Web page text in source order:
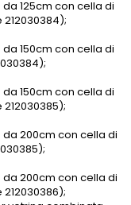
125cm con cella di
150cm con cella di
150cm con cella di
200cm con cella di
200cm con cella di